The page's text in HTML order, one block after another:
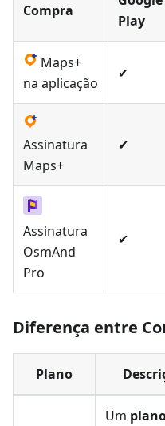
Compra
Play
Maps+
na aplicação
✔
Assinatura
Maps+
✔
Assinatura
OsmAnd
Pro
✔
Diferença entre
Plano
Um